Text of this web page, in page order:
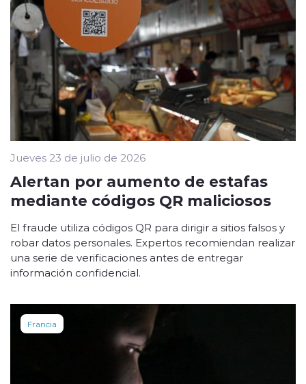
Jueves 23 de julio de 2026
Alertan por aumento de estafas
mediante códigos QR maliciosos
El fraude utiliza códigos QR para dirigir a sitios falsos y
robar datos personales. Expertos recomiendan realizar
una serie de verificaciones antes de entregar
información confidencial.
Francia